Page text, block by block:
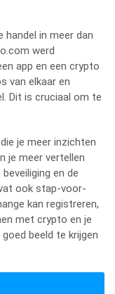
handel in meer dan
werd
app en een crypto
van elkaar en
Dit is cruciaal om te
je meer inzichten
je meer vertellen
en de
ook stap-voor-
kan registreren,
met crypto en je
beeld te krijgen